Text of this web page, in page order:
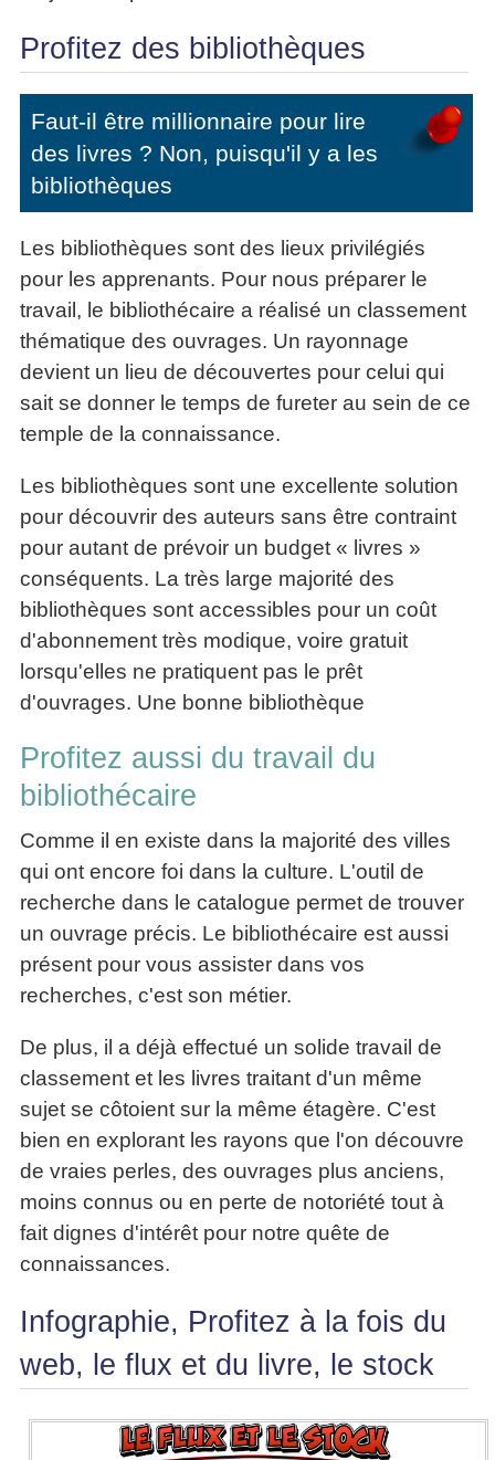
Profitez des bibliothèques
Faut-il être millionnaire pour lire
des livres ? Non, puisqu'il y a les
bibliothèques
Les bibliothèques sont des lieux privilégiés
pour les apprenants. Pour nous préparer le
travail, le bibliothécaire a réalisé un classement
thématique des ouvrages. Un rayonnage
devient un lieu de découvertes pour celui qui
sait se donner le temps de fureter au sein de ce
temple de la connaissance.
Les bibliothèques sont une excellente solution
pour découvrir des auteurs sans être contraint
pour autant de prévoir un budget « livres »
conséquents. La très large majorité des
bibliothèques sont accessibles pour un coût
d'abonnement très modique, voire gratuit
lorsqu'elles ne pratiquent pas le prêt
d'ouvrages. Une bonne bibliothèque
Profitez aussi du travail du
bibliothécaire
Comme il en existe dans la majorité des villes
qui ont encore foi dans la culture. L'outil de
recherche dans le catalogue permet de trouver
un ouvrage précis. Le bibliothécaire est aussi
présent pour vous assister dans vos
recherches, c'est son métier.
De plus, il a déjà effectué un solide travail de
classement et les livres traitant d'un même
sujet se côtoient sur la même étagère. C'est
bien en explorant les rayons que l'on découvre
de vraies perles, des ouvrages plus anciens,
moins connus ou en perte de notoriété tout à
fait dignes d'intérêt pour notre quête de
connaissances.
Infographie, Profitez à la fois du
web, le flux et du livre, le stock